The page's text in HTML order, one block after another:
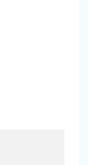
exploreze
cei mici